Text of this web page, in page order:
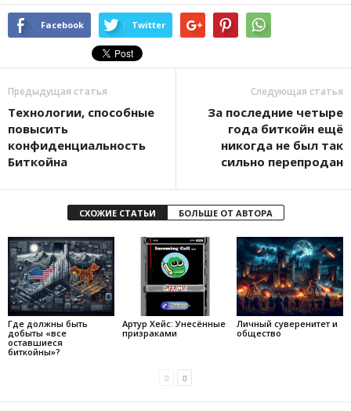
Facebook Twitter
Предыдущая статья
Технологии, способные
повысить
конфиденциальность
Биткойна
Следующая статья
За последние четыре
года биткойн ещё
никогда не был так
сильно перепродан
СХОЖИЕ СТАТЬИ БОЛЬШЕ ОТ АВТОРА
Где должны быть
добыты «все
оставшиеся
биткойны»?
Артур Хейс: Унесённые
призраками
Личный суверенитет и
общество